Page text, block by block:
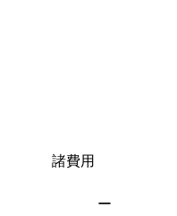
諸費用
ー